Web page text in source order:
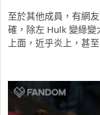
至於其他成員，有網
確，除左 Hulk 變綠變
上面，近乎炎上，甚